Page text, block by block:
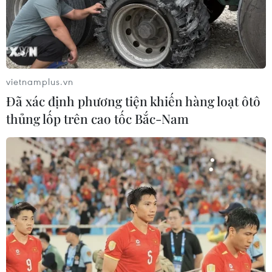
Ông Nguyễn Trọng Nghĩa, Ủy viên Bộ Chính trị, Bí thư Trung
ương Đảng, Trưởng Ban tuyên giáo Trung ương, phát biểu chỉ
đạo và kết luận hội nghị. (Ảnh: Thanh Tùng/TTXVN)
Các đơn vị tiếp tục đổi mới mạnh mẽ nội dung,
phương thức, nâng cao chất lượng công tác điều
tra, nắm bắt, nghiên cứu dư luận xã hội, bảo
đảm khoa học, chính xác, khách quan, toàn diện
và độ tin cậy cao; quan tâm củng cố, nâng cấp tổ
chức bộ máy, nâng cao chất lượng, hiệu quả
hoạt động của đội ngũ cán bộ làm công tác dư
luận xã hội và cộng tác viên dư luận xã hội các
cấp.
vietnamplus.vn
Đã xác định phương tiện khiến hàng loạt ôtô
thủng lốp trên cao tốc Bắc-Nam